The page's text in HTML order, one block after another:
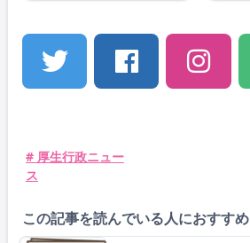
# 厚生行政ニュー
ス
この記事を読んでいる人におすすめ